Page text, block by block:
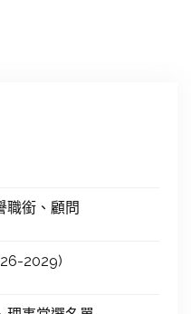
職銜、顧問
2029)